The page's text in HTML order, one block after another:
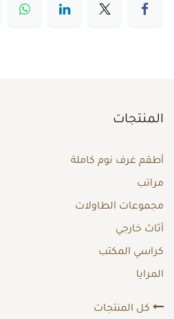
المنتجات
أطقم غرف نوم كاملة
مراتب
مجموعات الطاولات
أثاث خارجي
كراسي المكتب
المرايا
كل المنتجات